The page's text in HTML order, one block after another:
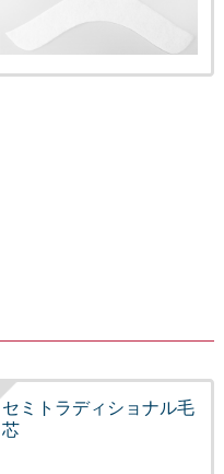
セミトラディショナル毛
芯